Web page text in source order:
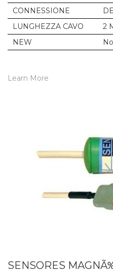
CONNESSIONE
LUNGHEZZA CAVO
2
NEW
No
Learn More
SENSORES